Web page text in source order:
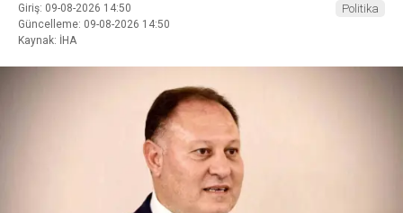
Giriş: 09-08-2026 14:50
Güncelleme: 09-08-2026 14:50
Kaynak: İHA
Politika